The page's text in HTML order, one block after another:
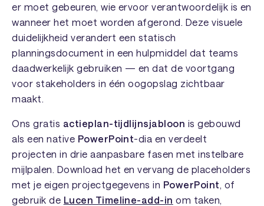
er moet gebeuren, wie ervoor verantwoordelijk is en
wanneer het moet worden afgerond. Deze visuele
duidelijkheid verandert een statisch
planningsdocument in een hulpmiddel dat teams
daadwerkelijk gebruiken — en dat de voortgang
voor stakeholders in één oogopslag zichtbaar
maakt.
Ons gratis actieplan-tijdlijnsjabloon is gebouwd
als een native PowerPoint-dia en verdeelt
projecten in drie aanpasbare fasen met instelbare
mijlpalen. Download het en vervang de placeholders
met je eigen projectgegevens in PowerPoint, of
gebruik de Lucen Timeline-add-in om taken,